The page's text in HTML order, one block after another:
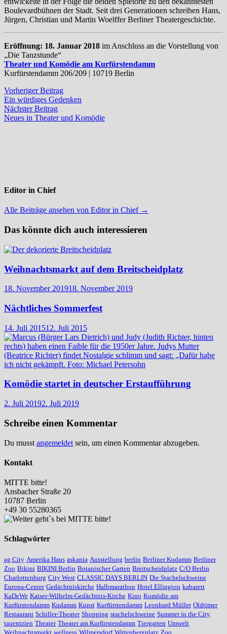
Boulevardbühnen der Stadt. Seit drei Generationen schreiben Hans,
Jürgen, Christian und Martin Woelffer Berliner Theatergeschichte.
Eröffnung: 18. Januar 2018 im Anschluss an die Vorstellung von
„Die Tanzstunde“
Theater und Komödie am Kurfürstendamm
Kurfürstendamm 206/209 | 10719 Berlin
Beitragsnavigation
Vorheriger BeitragVorheriger
Beitrag:
Ein würdiges Gedenken
Nächster BeitragNächster
Beitrag:
Neues in Theater und Komödie
Editor in Chief
Alle Beiträge ansehen von Editor in Chief →
Das könnte dich auch interessieren
Weihnachtsmarkt auf dem Breitscheidplatz
18. November 201918. November 2019
Nächtliches Sommerfest
14. Juli 201512. Juli 2015
Komödie startet in deutscher Erstaufführung
2. Juli 20192. Juli 2019
Schreibe einen Kommentar
Du musst angemeldet sein, um einen Kommentar abzugeben.
Kontakt
MITTE bitte!
Ansbacher Straße 20
10787 Berlin
+49 30 55280365
Schlagwörter
ag City Amerika Haus askania Ausstellung berlin Berliner Kudamm Berliner
Zoo Bikini BIKINI Berlin Botanischer Garten Breitscheidplatz C/O Berlin
Charlottenburg City West CLASSIC DAYS BERLIN Die Stachelschweine
Europa-Center Gedächtniskirche Halbmarathon Hotel Ellington kabarett
KaDeWe Kaiser-Wilhelm-Gedächtnis-Kirche Kino Komödie am
Kurfürstendamm Kudamm Kunst Kurfürstendamm Leonhard Müller Oldtimer
Restaurant Schiller-Theater Shopping stachelschweine Summer in the City
tauentzien Theater Theater am Kurfürstendamm Tiergarten Umwelt
Weihnachtsmarkt wellness Wilmersdorf Wittenbergplatz Zoo